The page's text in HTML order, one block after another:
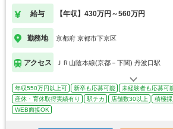
給与 【年収】430万円～560万円
勤務地 京都府 京都市下京区
アクセス ＪＲ山陰本線(京都－下関) 丹波口駅
年収550万円以上可 新卒も応募可能 未経験者も応募可
産休・育休取得実績有り
駅チカ 店舗数30以上 積極
WEB面接OK